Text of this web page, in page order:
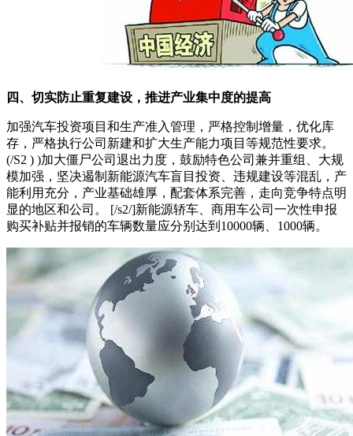
四、切实防止重复建设，推进产业集中度的提高
加强汽车投资项目和生产准入管理，严格控制增量，优化库
存，严格执行公司新建和扩大生产能力项目等规范性要求。
(/S2 ) )加大僵尸公司退出力度，鼓励特色公司兼并重组、大规
模加强，坚决遏制新能源汽车盲目投资、违规建设等混乱，产
能利用充分，产业基础雄厚，配套体系完善，走向竞争特点明
显的地区和公司。 [/s2/]新能源轿车、商用车公司一次性申报
购买补贴并报销的车辆数量应分别达到10000辆、1000辆。